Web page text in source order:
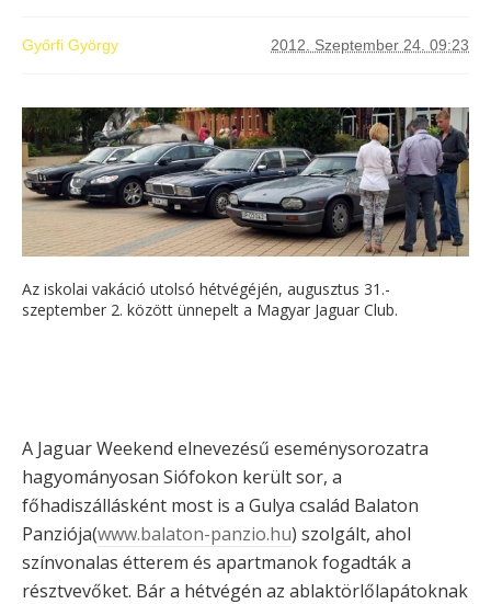
Győrfi György 2012. Szeptember 24. 09:23
Az iskolai vakáció utolsó hétvégéjén, augusztus 31.-
szeptember 2. között ünnepelt a Magyar Jaguar Club.
A Jaguar Weekend elnevezésű eseménysorozatra
hagyományosan Siófokon került sor, a
főhadiszállásként most is a Gulya család Balaton
Panziója(www.balaton-panzio.hu) szolgált, ahol
színvonalas étterem és apartmanok fogadták a
résztvevőket. Bár a hétvégén az ablaktörlőlapátoknak